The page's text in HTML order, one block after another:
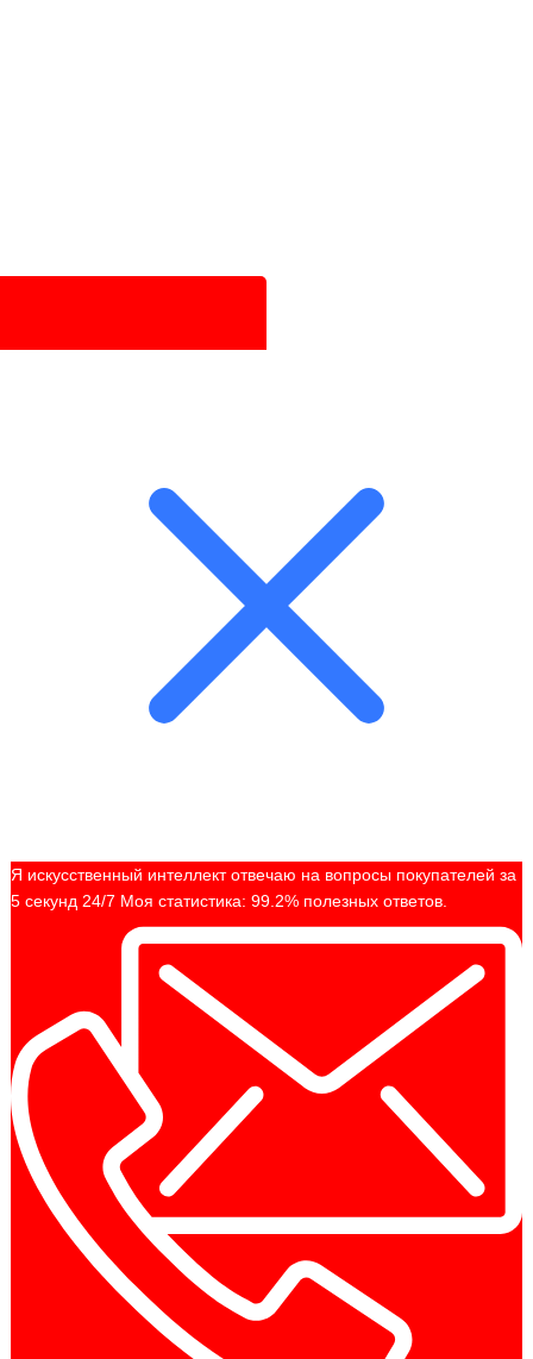
Я искусственный интеллект отвечаю на вопросы покупателей за
5 секунд 24/7 Моя статистика: 99.2% полезных ответов.